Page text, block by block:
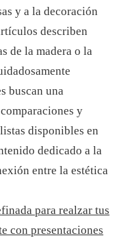
y a la decoración
describen
de la madera o la
buscan una
y
disponibles en
dedicado a la
entre la estética
para realzar tus
con presentaciones